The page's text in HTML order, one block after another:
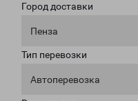
Город доставки
Пенза
Тип перевозки
Автоперевозка